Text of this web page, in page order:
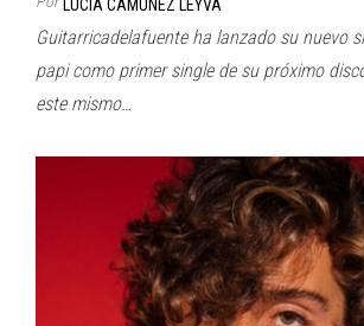
LUCÍA CAMÚÑEZ LEYVA
Guitarricadelafuente ha lanzado su nuevo
papi como primer single de su próximo
este mismo…